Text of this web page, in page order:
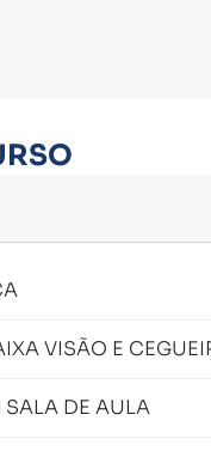
VISÃO E
SALA DE AULA